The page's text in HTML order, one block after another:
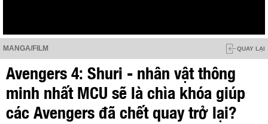
MANGA/FILM QUAY LẠI
Avengers 4: Shuri - nhân vật thông
minh nhất MCU sẽ là chìa khóa giúp
các Avengers đã chết quay trở lại?